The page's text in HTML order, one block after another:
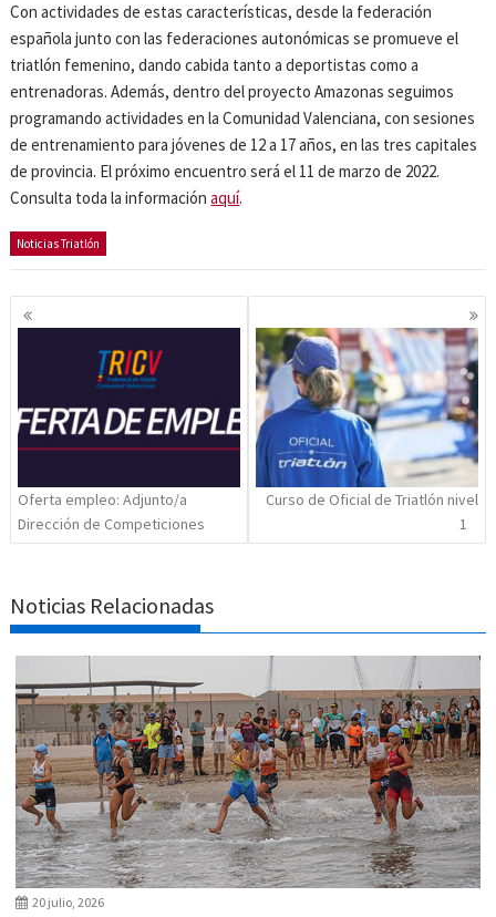
Con actividades de estas características, desde la federación
española junto con las federaciones autonómicas se promueve el
triatlón femenino, dando cabida tanto a deportistas como a
entrenadoras. Además, dentro del proyecto Amazonas seguimos
programando actividades en la Comunidad Valenciana, con sesiones
de entrenamiento para jóvenes de 12 a 17 años, en las tres capitales
de provincia. El próximo encuentro será el 11 de marzo de 2022.
Consulta toda la informaciónaquí.
Noticias Triatlón
Navegación
de
entradas
Oferta empleo: Adjunto/a
Dirección de Competiciones
Curso de Oficial de Triatlón nivel
1
Noticias Relacionadas
20 julio, 2026